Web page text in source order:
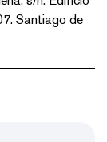
Santiago de